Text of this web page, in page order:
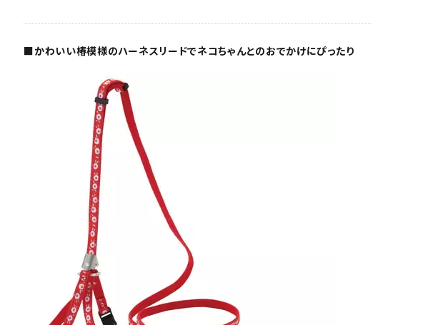
■かわいい椿模様のハーネスリードでネコちゃんとのおでかけにぴったり